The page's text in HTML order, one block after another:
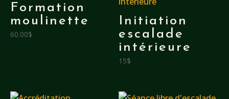
Formation
moulinette
60.00$
Initiation
escalade
intérieure
15$